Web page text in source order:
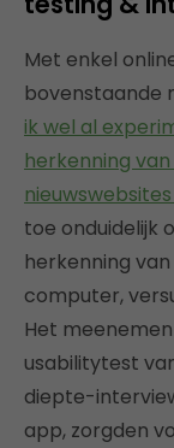
Met enkel
bovenstaande
ik wel al
herkenning
toe onduidelijk
herkenning
computer,
Het
usabilitytest
diepte-
app, zorgden